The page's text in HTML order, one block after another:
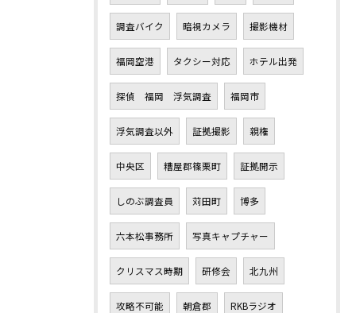
調査バイク 暗視カメラ 撮影機材
福岡空港 タクシー対応 ホテル出発
探偵 福岡 浮気調査 福岡市
浮気調査以外 証拠撮影 親権
中央区 糟屋郡篠栗町 証拠開示
しのぶ調査員 苅田町 博多
六本松事務所 写真キャプチャー
クリスマス時期 研修会 北九州
攻略不可能 朝倉郡 RKBラジオ